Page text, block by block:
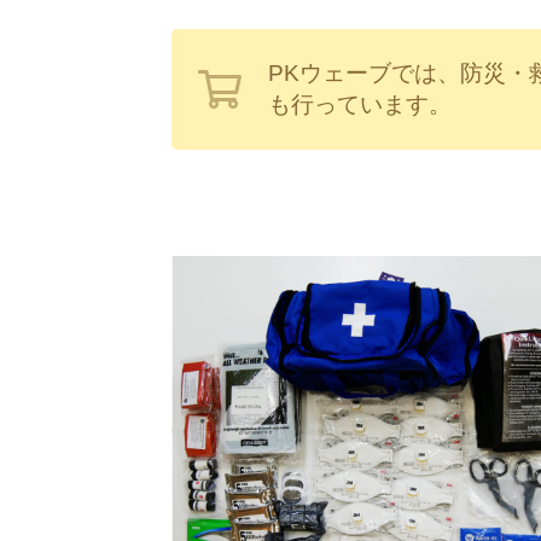
PKウェーブでは、防災・
も行っています。